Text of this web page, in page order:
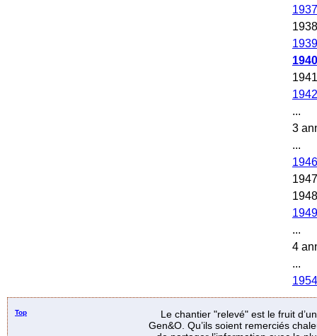
1937
1938
1939
1940
1941
1942
...
3
...
1946
1947
1948
1949
...
4
...
1954
Top
Le chantier "relevé" est le fruit
Gen&O. Qu’ils soient remerciés